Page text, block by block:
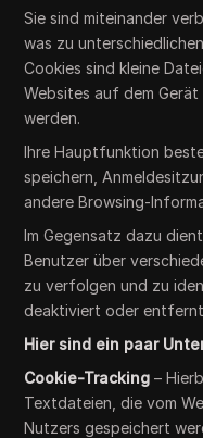
Sie sind miteinander
was zu
Cookies sind kleine
Websites auf dem
werden.
Ihre Hauptfunktion
speichern,
andere Browsing-
Im Gegensatz dazu
Benutzer über
zu verfolgen und zu
deaktiviert oder
Hier sind ein paar
Cookie-Tracking–
Textdateien, die vom
Nutzers gespeichert